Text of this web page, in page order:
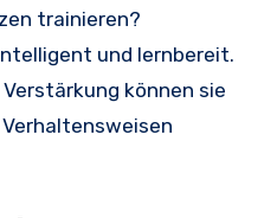
trainieren?
und lernbereit.
können sie